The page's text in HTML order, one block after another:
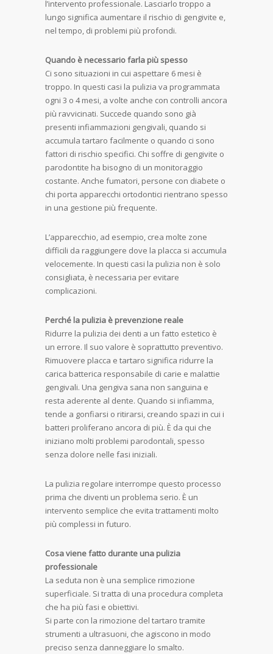
l’intervento professionale. Lasciarlo troppo a
lungo significa aumentare il rischio di gengivite e,
nel tempo, di problemi più profondi.
Quando è necessario farla più spesso
Ci sono situazioni in cui aspettare 6 mesi è
troppo. In questi casi la pulizia va programmata
ogni 3 o 4 mesi, a volte anche con controlli ancora
più ravvicinati. Succede quando sono già
presenti infiammazioni gengivali, quando si
accumula tartaro facilmente o quando ci sono
fattori di rischio specifici. Chi soffre di gengivite o
parodontite ha bisogno di un monitoraggio
costante. Anche fumatori, persone con diabete o
chi porta apparecchi ortodontici rientrano spesso
in una gestione più frequente.
L’apparecchio, ad esempio, crea molte zone
difficili da raggiungere dove la placca si accumula
velocemente. In questi casi la pulizia non è solo
consigliata, è necessaria per evitare
complicazioni.
Perché la pulizia è prevenzione reale
Ridurre la pulizia dei denti a un fatto estetico è
un errore. Il suo valore è soprattutto preventivo.
Rimuovere placca e tartaro significa ridurre la
carica batterica responsabile di carie e malattie
gengivali. Una gengiva sana non sanguina e
resta aderente al dente. Quando si infiamma,
tende a gonfiarsi o ritirarsi, creando spazi in cui i
batteri proliferano ancora di più. È da qui che
iniziano molti problemi parodontali, spesso
senza dolore nelle fasi iniziali.
La pulizia regolare interrompe questo processo
prima che diventi un problema serio. È un
intervento semplice che evita trattamenti molto
più complessi in futuro.
Cosa viene fatto durante una pulizia
professionale
La seduta non è una semplice rimozione
superficiale. Si tratta di una procedura completa
che ha più fasi e obiettivi.
Si parte con la rimozione del tartaro tramite
strumenti a ultrasuoni, che agiscono in modo
preciso senza danneggiare lo smalto.